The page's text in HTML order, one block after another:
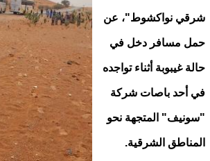
شرقي نواكشوط"، عن
حمل مسافر دخل في
حالة غيبوبة أثناء تواجده
في أحد باصات شركة
"سونيف" المتجهة نحو
المناطق الشرقية.